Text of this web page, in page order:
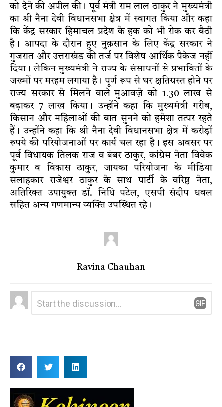
को देने की अपील की। पूर्व मंत्री राम लाल ठाकुर ने मुख्यमंत्री
का श्री नैना देवी विधानसभा क्षेत्र में स्वागत किया और कहा
कि केंद्र सरकार हिमाचल प्रदेश के हक को भी रोक कर बैठी
है। आपदा के दौरान हुए नुक़सान के लिए केंद्र सरकार ने
गुजरात और उत्तराखंड की तर्ज पर विशेष आर्थिक पैकेज नहीं
दिया। लेकिन मुख्यमंत्री ने राज्य के संसाधनों से प्रभावितों के
जख्मों पर मरहम लगाया है। पूर्ण रूप से घर क्षतिग्रस्त होने पर
राज्य सरकार से मिलने वाले मुआवज़े को 1.30 लाख से
बढ़ाकर 7 लाख किया। उन्होंने कहा कि मुख्यमंत्री गरीब,
किसान और महिलाओं की बात सुनने को हमेशा तत्पर रहते
हैं। उन्होंने कहा कि श्री नैना देवी विधानसभा क्षेत्र में करोड़ों
रुपये की परियोजनाओं पर कार्य चल रहा है। इस अवसर पर
पूर्व विधायक तिलक राज व बंबर ठाकुर, कांग्रेस नेता विवेक
कुमार व विकास ठाकुर, जायका परियोजना के मीडिया
सलाहकार राजेश्वर ठाकुर के साथ पार्टी के वरिष्ठ नेता,
अतिरिक्त उपायुक्त डॉ. निधि पटेल, एसपी संदीप धवल
सहित अन्य गणमान्य व्यक्ति उपस्थित रहे।
Ravina Chauhan
Leave
a
Comment